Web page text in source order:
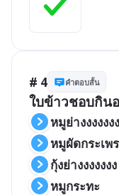
# 4 คำตอบสั้น
ใบข้าวชอบกิน
หมูย่างงงงงง
หมูผัดกระเพ
กุ้งย่างงงงงงง
หมูกระทะ